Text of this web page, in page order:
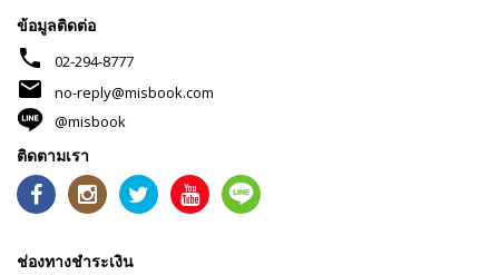
ข้อมูลติดต่อ
phone 02-294-8777
mail
no-reply@misbook.com
@misbook
ติดตามเรา
ช่องทางชำระเงิน